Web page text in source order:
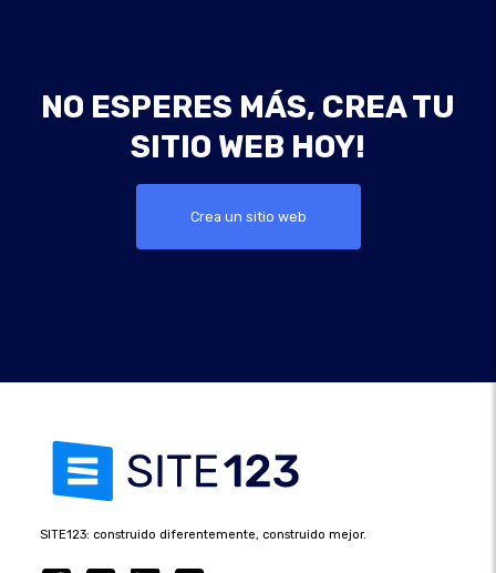
NO ESPERES MÁS, CREA TU
SITIO WEB HOY!
Crea un sitio web
SITE123: construido diferentemente, construido mejor.